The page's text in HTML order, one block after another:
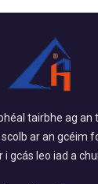
tairbhe ag an
scolb ar an gcéim
gcás leo iad a